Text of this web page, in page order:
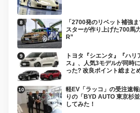
「2700発のリベット補強
スターが作り上げた700馬
R”
トヨタ『シエンタ』『ハ
ス』、人気3モデルが同時
った? 改良ポイント総まと
軽EV「ラッコ」の受注速
りの「BYD AUTO 東京杉
してみた！